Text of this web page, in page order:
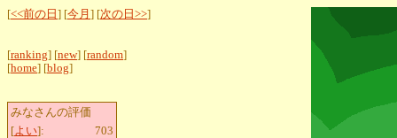
[<<前の日 ] [今月 ] [次の日>>]
[ranking] [new] [random]
[home] [blog]
みなさんの評価
[よい]:
703